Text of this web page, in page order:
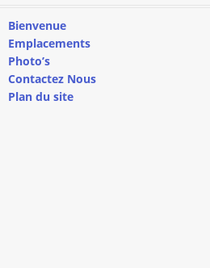
Bienvenue
Emplacements
Photo’s
Contactez Nous
Plan du site